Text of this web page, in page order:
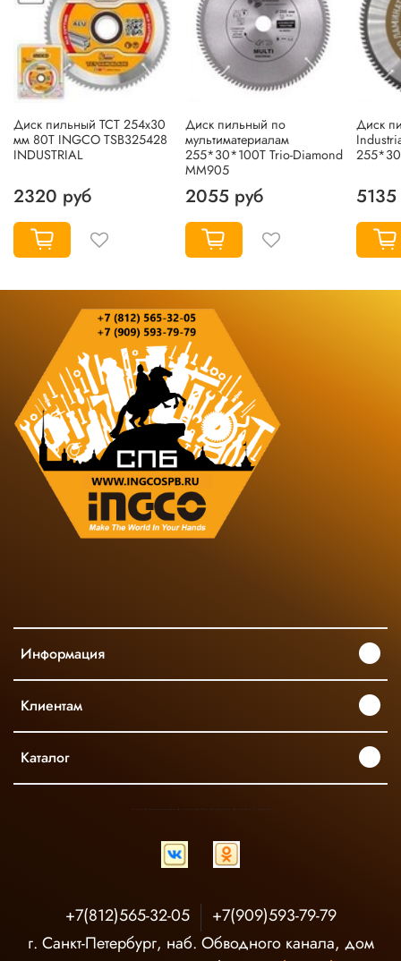
Диск пильный TCT 254х30
мм 80Т INGCO TSB325428
INDUSTRIAL
2320 руб
Диск пильный по
мультиматериалам
255*30*100Т Trio-Diamond
MM905
2055 руб
Диск
Информация
Клиентам
Каталог
+7(812)565-32-05
+7(909)593-79-79
г. Санкт-Петербург, наб. Обводного канала, дом